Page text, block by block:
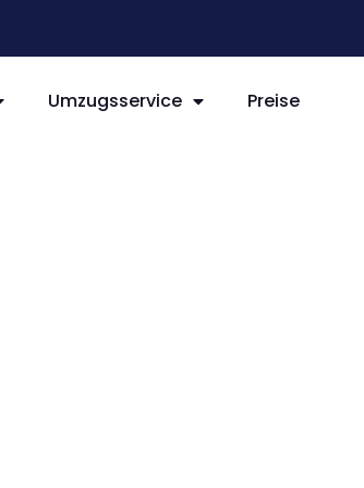
Umzugsservice Preise